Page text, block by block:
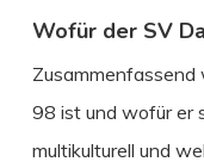
Wofür der SV
Zusammenfassend
98 ist und wofür er
multikulturell und